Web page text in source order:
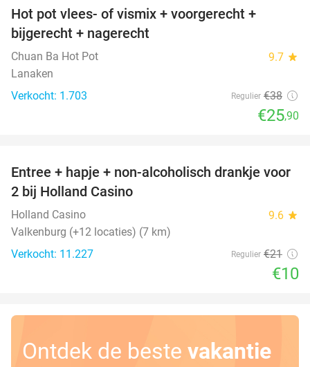
Hot pot vlees- of vismix + voorgerecht +
bijgerecht + nagerecht
Chuan Ba Hot Pot 9.7 star
Lanaken
Verkocht: 1.703
Regulier €38
€25,90
52%
Entree + hapje + non-alcoholisch drankje voor
2 bij Holland Casino
Holland Casino 9.6 star
Valkenburg (+12 locaties) (7 km)
Verkocht: 11.227
Regulier €21
€10
Ontdek de beste vakantie